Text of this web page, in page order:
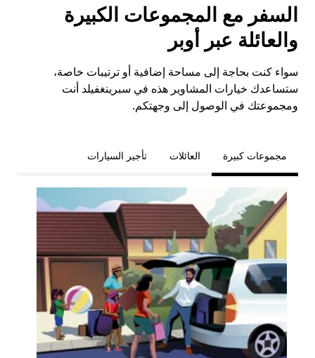
السفر مع المجموعات الكبيرة
والعائلة عبر أوبر
سواء كنت بحاجة إلى مساحة إضافية أو ترتيبات خاصة،
ستساعدك خيارات المشاوير هذه في سبرينغفيلد أنت
ومجموعتك في الوصول إلى وجهتكم.
مجموعات كبيرة العائلات تأجير السيارات